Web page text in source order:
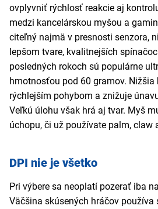
ovplyvniť rýchlosť reakcie aj
medzi kancelárskou myšou a
citeľný najmä v presnosti senzora,
lepšom tvare, kvalitnejších
posledných rokoch sú populárne
hmotnosťou pod 60 gramov.
rýchlejším pohybom a znižuje
Veľkú úlohu však hrá aj tvar. Myš
úchopu, či už používate palm, claw
DPI nie je všetko
Pri výbere sa neoplatí pozerať iba
Väčšina skúsených hráčov používa